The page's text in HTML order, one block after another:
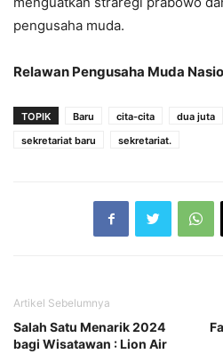
pengusaha muda.
Relawan Pengusaha Muda
TOPIK Baru cita-cita dua juta
sekretariat baru
sekretariat.
Artikel Sebelumnya
Salah Satu Menarik 2024
bagi Wisatawan : Lion Air